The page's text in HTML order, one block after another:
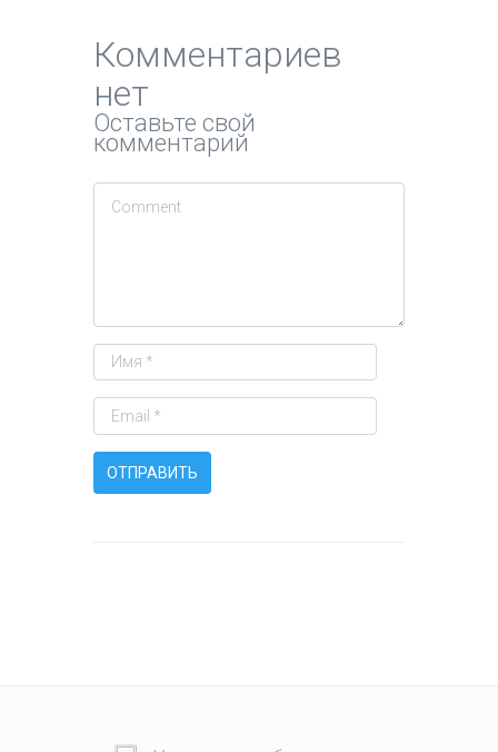
Комментариев
нет
Оставьте свой
комментарий